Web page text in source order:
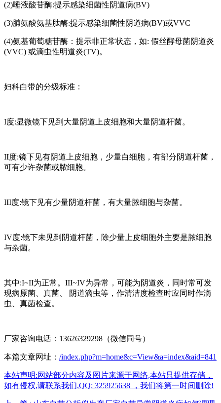
(2)唾液酸苷酶:提示感染细菌性阴道病(BV)
(3)脯氨酸氨基肽酶:提示感染细菌性阴道病(BV)或VVC
(4)氨基葡萄糖苷酶：提示非正常状态，如: 假丝酵母菌阴道炎
(VVC) 或滴虫性明道炎(TV)。
妇科白带的分级标准：
I度:显微镜下见到大量阴道上皮细胞和大量阴道杆菌。
II度:镜下见有阴道上皮细胞，少量白细胞，有部分阴道杆菌，
可有少许杂菌或脓细胞。
III度:镜下见有少量阴道杆菌，有大量脓细胞与杂菌。
IV度:镜下未见到阴道杆菌，除少量上皮细胞外主要是脓细胞
与杂菌。
其中:I~II为正常。III~IV为异常，可能为阴道炎，同时常可发
现病原菌、真菌、 阴道滴虫等，作清洁度检查时应同时作滴
虫、真菌检查。
厂家咨询电话：13626329298（微信同号）
本篇文章网址： /index.php?m=home&c=View&a=index&aid=841
本站声明:网站部分内容及图片来源于网络,本站只提供存储，
如有侵权,请联系我们,QQ: 325925638 ，我们将第一时间删除!